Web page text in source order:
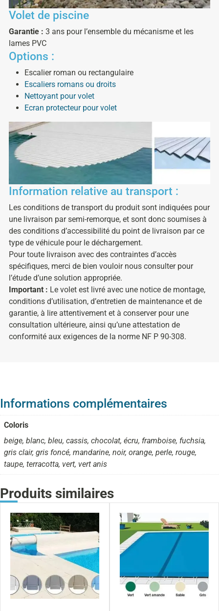
Volet de piscine
Garantie : 3 ans pour l’ensemble du mécanisme et les
lames PVC
Options :
Escalier roman ou rectangulaire
Escaliers romans ou droits
Nettoyant pour volet
Ecran protecteur pour volet
Information relative au transport :
Les conditions de transport du produit sont indiquées pour
une livraison par semi-remorque, et sont donc soumises à
des conditions d’accessibilité du point de livraison par ce
type de véhicule pour le déchargement.
Pour toute livraison avec des contraintes d’accès
spécifiques, merci de bien vouloir nous consulter pour
l’étude d’une solution appropriée.
Important : Le volet est livré avec une notice de montage,
conditions d’utilisation, d’entretien de maintenance et de
garantie, à lire attentivement et à conserver pour une
consultation ultérieure, ainsi qu’une attestation de
conformité aux exigences de la norme NF P 90-308.
Informations complémentaires
Coloris
beige, blanc, bleu, cassis, chocolat, écru, framboise, fuchsia,
gris clair, gris foncé, mandarine, noir, orange, perle, rouge,
taupe, terracotta, vert, vert anis
Produits similaires